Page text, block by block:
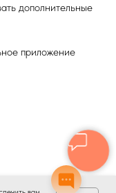
дополнительные
приложение